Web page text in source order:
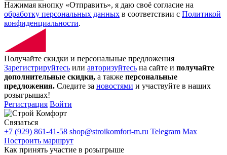
Нажимая кнопку «Отправить», я даю своё согласие на
обработку персональных данных в соответствии с Политикой
конфиденциальности.
Получайте скидки и персональные предложения
Зарегистрируйтесь или авторизуйтесь на сайте и получайте
дополнительные скидки, а также персональные
предложения. Следите за новостями и участвуйте в наших
розыгрышах!
Регистрация Войти
Связаться
+7 (929) 861-41-58 shop@stroikomfort-m.ru Telegram Max
Построить маршрут
Как принять участие в розыгрыше